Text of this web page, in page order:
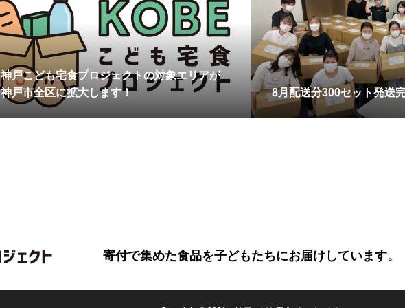
神戸こども宅食プロジェクトの対象エリアが
神戸市全区に拡大します！
8月配送分300セット発送
寄付で集めた食品を子どもたちにお届けしています。